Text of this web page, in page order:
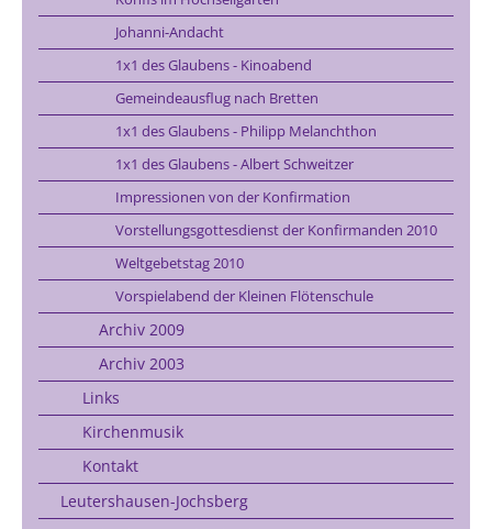
Johanni-Andacht
1x1 des Glaubens - Kinoabend
Gemeindeausflug nach Bretten
1x1 des Glaubens - Philipp Melanchthon
1x1 des Glaubens - Albert Schweitzer
Impressionen von der Konfirmation
Vorstellungsgottesdienst der Konfirmanden 2010
Weltgebetstag 2010
Vorspielabend der Kleinen Flötenschule
Archiv 2009
Archiv 2003
Links
Kirchenmusik
Kontakt
Leutershausen-Jochsberg